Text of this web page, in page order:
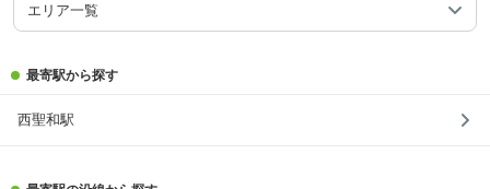
エリア一覧
最寄駅から探す
西聖和駅